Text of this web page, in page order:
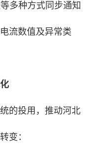
多种方式同步通知
流数值及异常类
的投用，推动河北
变：